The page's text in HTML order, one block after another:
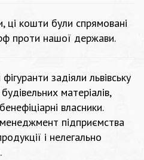
кошти були спрямовані
проти нашої держави.
задіяли львівську
матеріалів,
власники.
підприємства
і нелегально